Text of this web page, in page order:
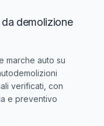
demolizione
marche auto su
verificati, con
e preventivo